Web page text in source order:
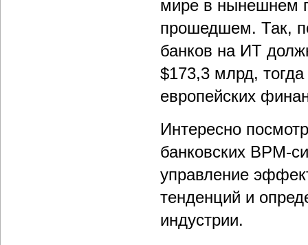
мире в нынешнем
прошедшем. Так,
банков на ИТ
$173,3 млрд,
европейских
Интересно
банковских BPM-
управление
тенденций и
индустрии.